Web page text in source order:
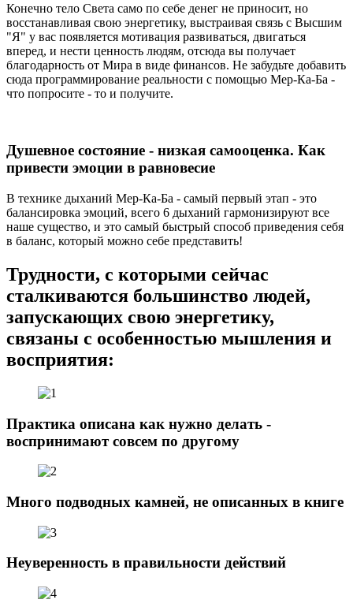
Конечно тело Света само по себе денег не приносит, но
восстанавливая свою энергетику, выстраивая связь с Высшим
"Я" у вас появляется мотивация развиваться, двигаться
вперед, и нести ценность людям, отсюда вы получает
благодарность от Мира в виде финансов. Не забудьте добавить
сюда программирование реальности с помощью Мер-Ка-Ба -
что попросите - то и получите.
Душевное состояние - низкая самооценка. Как
привести эмоции в равновесие
В технике дыханий Мер-Ка-Ба - самый первый этап - это
балансировка эмоций, всего 6 дыханий гармонизируют все
наше существо, и это самый быстрый способ приведения себя
в баланс, который можно себе представить!
Трудности, с которыми сейчас
сталкиваются большинство людей,
запускающих свою энергетику,
связаны с особенностью мышления и
восприятия:
Практика описана как нужно делать -
воспринимают совсем по другому
Много подводных камней, не описанных в книге
Неуверенность в правильности действий